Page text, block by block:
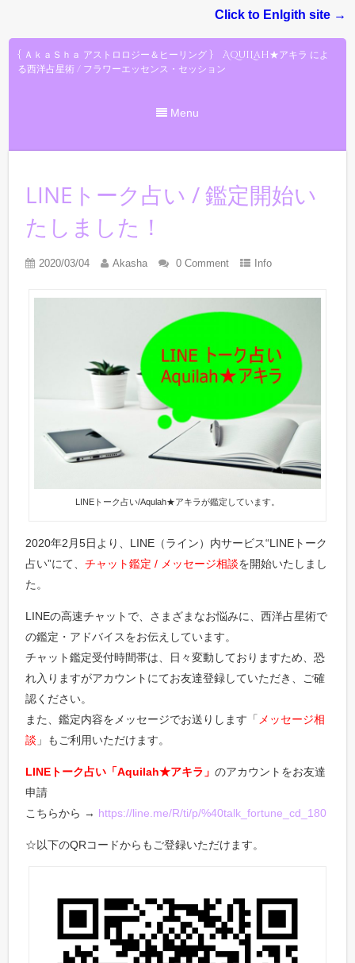
Click to Enlgith site →
{ ＡｋａＳｈａ アストロロジー＆ヒーリング } AquiLah★アキラ によ
る西洋占星術 / フラワーエッセンス・セッション
Menu
LINEトーク占い / 鑑定開始い
たしました！
2020/03/04 Akasha 0 Comment Info
LINEトーク占い/Aqulah★アキラが鑑定しています。
2020年2月5日より、LINE（ライン）内サービス“LINEトーク
占い”にて、 チャット鑑定 / メッセージ相談を開始いたしまし
た。
LINEの高速チャットで、さまざまなお悩みに、西洋占星術で
の鑑定・アドバイスをお伝えしています。
チャット鑑定受付時間帯は、日々変動しておりますため、恐
れ入りますがアカウントにてお友達登録していただき、ご確
認ください。
また、鑑定内容をメッセージでお送りします「 メッセージ相
談 」もご利用いただけます。
LINEトーク占い「Aquilah★アキラ」 のアカウントをお友達
申請
こちらから → https://line.me/R/ti/p/%40talk_fortune_cd_180
☆以下のQRコードからもご登録いただけます。